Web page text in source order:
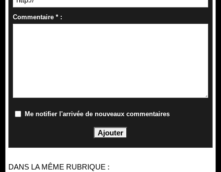
Commentaire * :
Me notifier l'arrivée de nouveaux commentaires
DANS LA MÊME RUBRIQUE :